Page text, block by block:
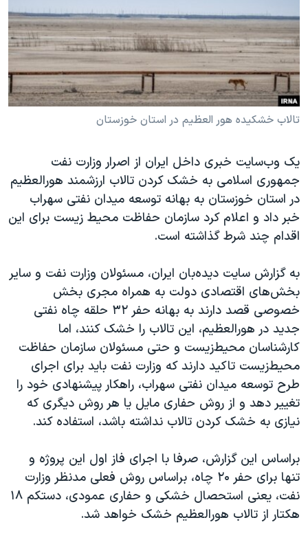
فرهنگ و زندگی
حقوق شهروندی
اقتصادی
علم و فناوری
آرشیو پخش زنده
مستندها
انتخابات ریاست جمهوری آمریکا ۲۰۲۴
حمله جمهوری اسلامی به اسرائیل
رمز مهسا
مجموعه مستندهای دادخواهی
تریبونال مردمی آبان ۹۸
دادگاه حمید نوری
چهل سال گروگان‌گیری
اعتراضات مردمی آبان ۹۸
اسرائیل در جنگ
نرگس محمدی برنده جایزه نوبل صلح
همایش محافظه‌کاران آمریکا «سی‌پک»
صفحه‌های ویژه
سفر پرزیدنت ترامپ به چین
دنبال کنید
زبانهای مختلف
تالاب خشکیده هور العظیم در استان خوزستان
یک وب‌سایت خبری داخل ایران از اصرار وزارت نفت
جمهوری اسلامی به خشک کردن تالاب ارزشمند هور‌العظیم
در استان خوزستان به بهانه توسعه میدان نفتی سهراب
خبر داد و اعلام کرد سازمان حفاظت محیط زیست برای این
اقدام چند شرط گذاشته است.
به گزارش سایت دیده‌بان ایران، مسئولان وزارت نفت و سایر
بخش‌های اقتصادی دولت به همراه مجری بخش
خصوصی قصد دارند به بهانه حفر ۳۲ حلقه چاه نفتی
جدید در هور‌العظیم، این تالاب را خشک کنند، اما
کارشناسان محیط‌زیست و حتی مسئولان سازمان حفاظت
محیط‌زیست تاکید دارند که وزارت نفت باید برای اجرای
طرح توسعه میدان نفتی سهراب، راهکار پیشنهادی خود را
تغییر دهد و از روش حفاری مایل یا هر روش دیگری که
نیازی به خشک کردن تالاب نداشته باشد، استفاده کند.
براساس این گزارش، صرفا با اجرای فاز اول این پروژه و
تنها برای حفر ۲۰ چاه، براساس روش فعلی مد‌نظر وزارت
نفت، یعنی استحصال خشکی و حفاری عمودی، دستکم ۱۸
هکتار از تالاب هورالعظیم خشک خواهد شد.